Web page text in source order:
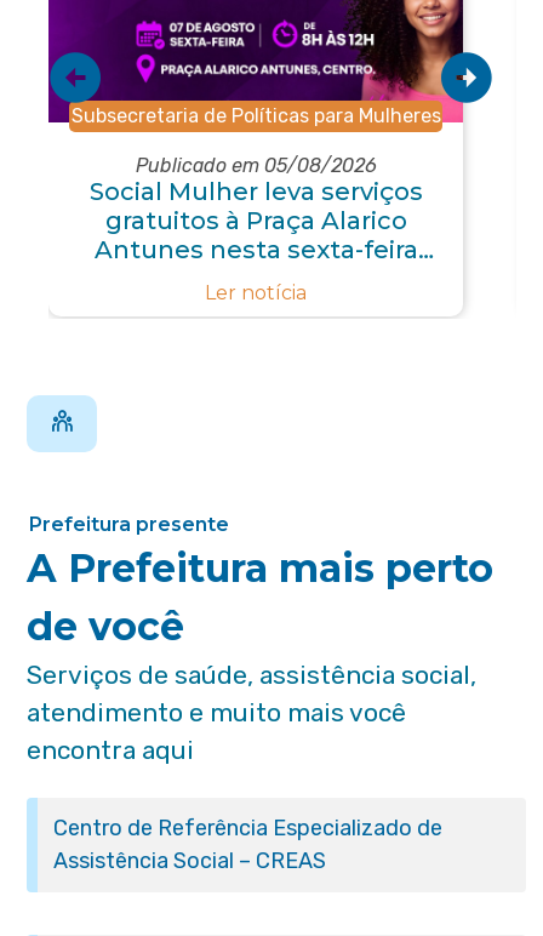
Subsecretaria de Políticas para Mulheres
Publicado em 05/08/2026
Social Mulher leva serviços
gratuitos à Praça Alarico
Antunes nesta sexta-feira
(07/08)
Ler notícia
Prefeitura presente
A Prefeitura mais perto
de você
Serviços de saúde, assistência social,
atendimento e muito mais você
encontra aqui
Centro de Referência Especializado de
Assistência Social – CREAS